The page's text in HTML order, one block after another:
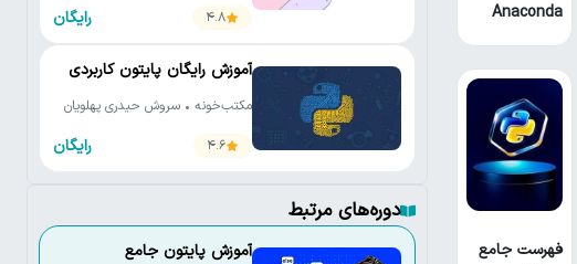
Anaconda
فهرست جامع
4.8
رایگان
آموزش رایگان پایتون کاربردی
مکتب‌خونه • سروش حیدری پهلویان
4.6
رایگان
دوره‌های مرتبط
آموزش پایتون جامع